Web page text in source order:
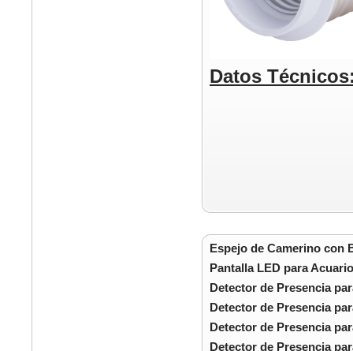
Datos
Espejo de Camerino con
Pantalla LED para
Detector de Presencia
Detector de Presencia
Detector de Presencia
Detector de Presencia